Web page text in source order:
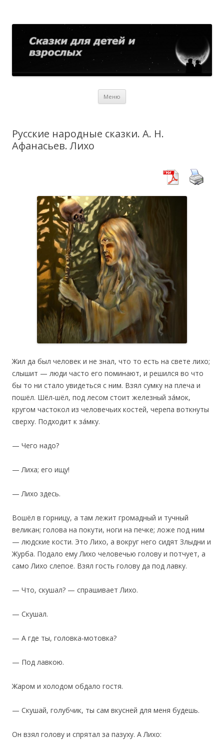
Меню
Русские народные сказки. А. Н.
Афанасьев. Лихо
Жил да был человек и не знал, что то есть на свете лихо;
слышит — люди часто его поминают, и решился во что
бы то ни стало увидеться с ним. Взял сумку на плеча и
пошёл. Шёл-шёл, под лесом стоит железный за́мок,
кругом частокол из человечьих костей, черепа воткнуты
сверху. Подходит к за́мку.
— Чего надо?
— Лиха; его ищу!
— Лихо здесь.
Вошёл в горницу, а там лежит громадный и тучный
великан; голова на покути, ноги на печке; ложе под ним
— людские кости. Это Лихо, а вокруг него сидят Злыдни и
Журба. Подало ему Лихо человечью голову и потчует, а
само Лихо слепое. Взял гость голову да под лавку.
— Что, скушал? — спрашивает Лихо.
— Скушал.
— А где ты, головка-мотовка?
— Под лавкою.
Жаром и холодом обдало гостя.
— Скушай, голубчик, ты сам вкусней для меня будешь.
Он взял голову и спрятал за пазуху. А Лихо: